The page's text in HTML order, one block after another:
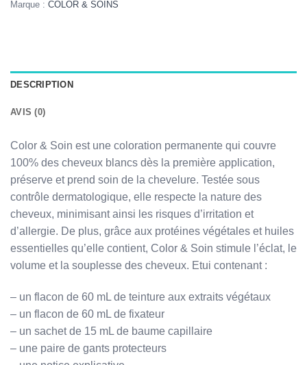
Marque : COLOR & SOINS
DESCRIPTION
AVIS (0)
Color & Soin est une coloration permanente qui couvre
100% des cheveux blancs dès la première application,
préserve et prend soin de la chevelure. Testée sous
contrôle dermatologique, elle respecte la nature des
cheveux, minimisant ainsi les risques d’irritation et
d’allergie. De plus, grâce aux protéines végétales et huiles
essentielles qu’elle contient, Color & Soin stimule l’éclat, le
volume et la souplesse des cheveux. Etui contenant :
– un flacon de 60 mL de teinture aux extraits végétaux
– un flacon de 60 mL de fixateur
– un sachet de 15 mL de baume capillaire
– une paire de gants protecteurs